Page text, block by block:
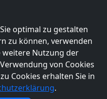
optimal zu gestalten
zu können, verwenden
weitere Nutzung der
von Cookies
Cookies erhalten Sie in
.
Musik Merch